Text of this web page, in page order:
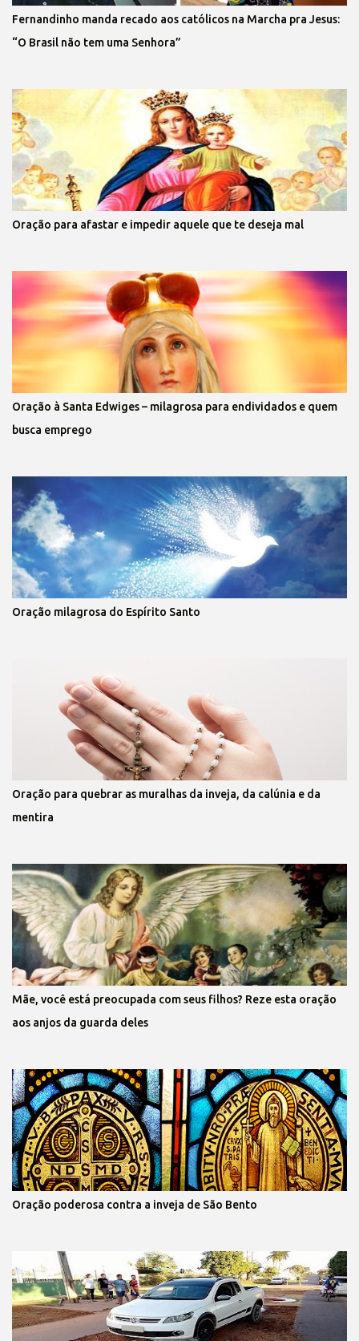
Fernandinho manda recado aos católicos na Marcha pra Jesus:
“O Brasil não tem uma Senhora”
Oração para afastar e impedir aquele que te deseja mal
Oração à Santa Edwiges – milagrosa para endividados e quem
busca emprego
Oração milagrosa do Espírito Santo
Oração para quebrar as muralhas da inveja, da calúnia e da
mentira
Mãe, você está preocupada com seus filhos? Reze esta oração
aos anjos da guarda deles
Oração poderosa contra a inveja de São Bento